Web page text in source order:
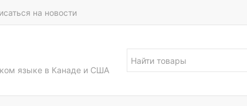
на новости
языке в Канаде и США